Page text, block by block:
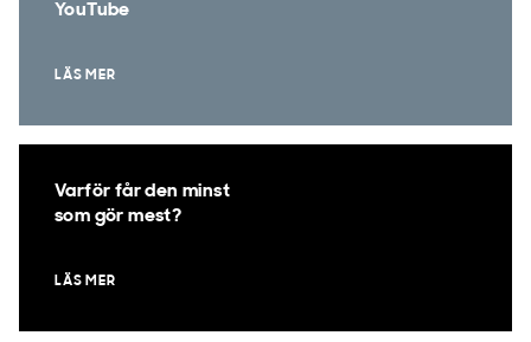
YouTube
LÄS MER
Varför får den minst
som gör mest?
LÄS MER